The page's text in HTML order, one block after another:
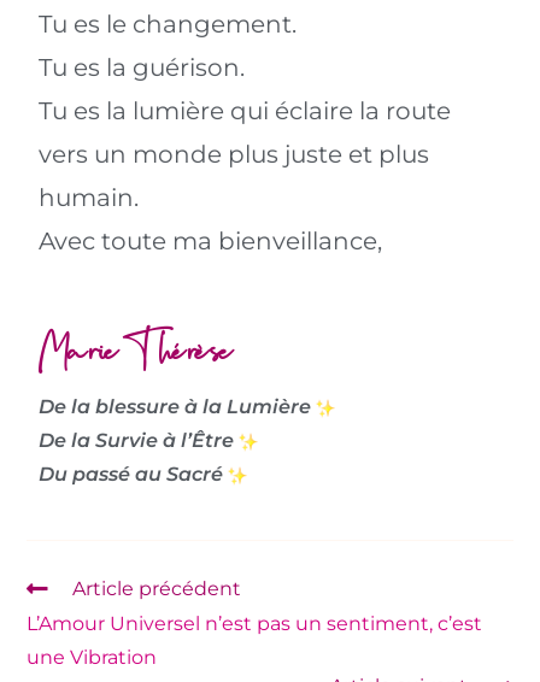
Tu es le changement.
Tu es la guérison.
Tu es la lumière qui éclaire la route
vers un monde plus juste et plus
humain.
Avec toute ma bienveillance,
Marie-Thérèse
De la blessure à la Lumière
De la Survie à l’Être
Du passé au Sacré
Article précédent
L’Amour Universel n’est pas un sentiment, c’est
une Vibration